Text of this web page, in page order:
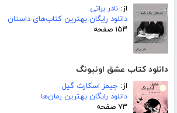
از: نادر براتی
دانلود رایگان بهترین کتاب‌های داستان
۱۵۳ صفحه
دانلود کتاب عشق اونیونگ
از: جیمز اسکارث گیل
دانلود رایگان بهترین رمان‌ها
۷۳ صفحه